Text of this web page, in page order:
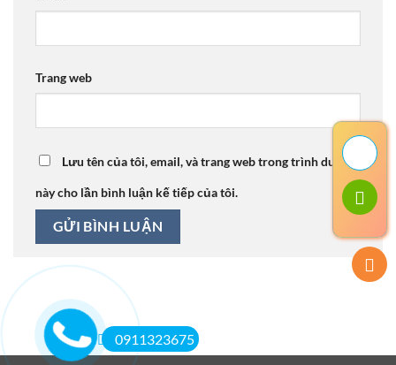
Trang web
Lưu tên của tôi, email, và trang web trong trình duyệt
này cho lần bình luận kế tiếp của tôi.
0911323675